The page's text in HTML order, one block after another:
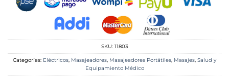
SKU: 11803
Categorías: Eléctricos, Masajeadores, Masajeadores Portátiles, Masajes, Salud y
Equipamiento Médico